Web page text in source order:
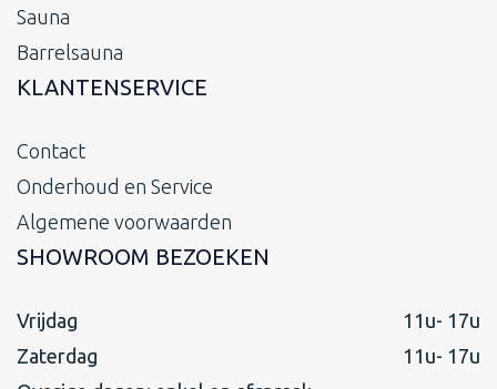
Sauna
Barrelsauna
KLANTENSERVICE
Contact
Onderhoud en Service
Algemene voorwaarden
SHOWROOM BEZOEKEN
Vrijdag
11u- 17u
Zaterdag
11u- 17u